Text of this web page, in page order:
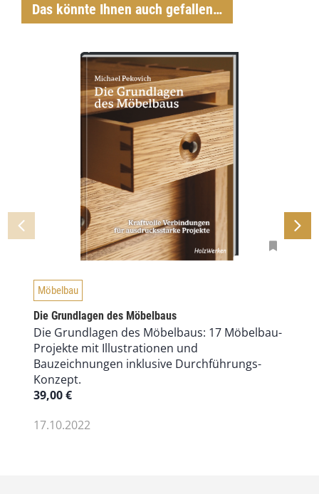
Das könnte Ihnen auch gefallen…
Möbelbau
Die Grundlagen des Möbelbaus
Die Grundlagen des Möbelbaus: 17 Möbelbau-
Projekte mit Illustrationen und
Bauzeichnungen inklusive Durchführungs-
Konzept.
39,00€
17.10.2022